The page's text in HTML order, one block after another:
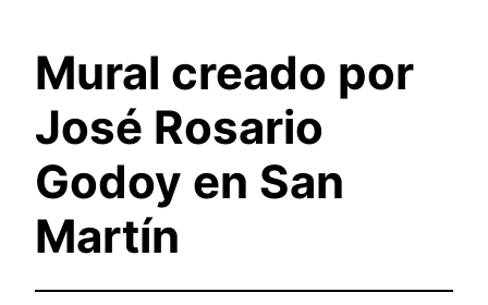
Mural creado por
José Rosario
Godoy en San
Martín